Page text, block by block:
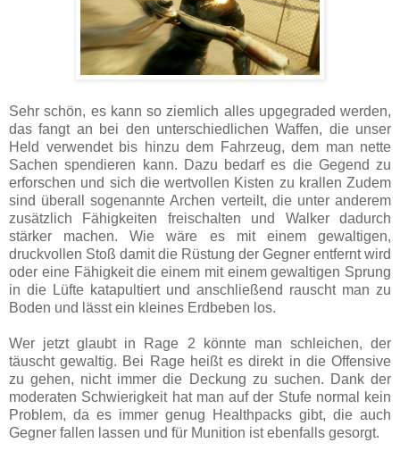
Sehr schön, es kann so ziemlich alles upgegraded werden,
das fangt an bei den unterschiedlichen Waffen, die unser
Held verwendet bis hinzu dem Fahrzeug, dem man nette
Sachen spendieren kann. Dazu bedarf es die Gegend zu
erforschen und sich die wertvollen Kisten zu krallen Zudem
sind überall sogenannte Archen verteilt, die unter anderem
zusätzlich Fähigkeiten freischalten und Walker dadurch
stärker machen. Wie wäre es mit einem gewaltigen,
druckvollen Stoß damit die Rüstung der Gegner entfernt wird
oder eine Fähigkeit die einem mit einem gewaltigen Sprung
in die Lüfte katapultiert und anschließend rauscht man zu
Boden und lässt ein kleines Erdbeben los.
Wer jetzt glaubt in Rage 2 könnte man schleichen, der
täuscht gewaltig. Bei Rage heißt es direkt in die Offensive
zu gehen, nicht immer die Deckung zu suchen. Dank der
moderaten Schwierigkeit hat man auf der Stufe normal kein
Problem, da es immer genug Healthpacks gibt, die auch
Gegner fallen lassen und für Munition ist ebenfalls gesorgt.